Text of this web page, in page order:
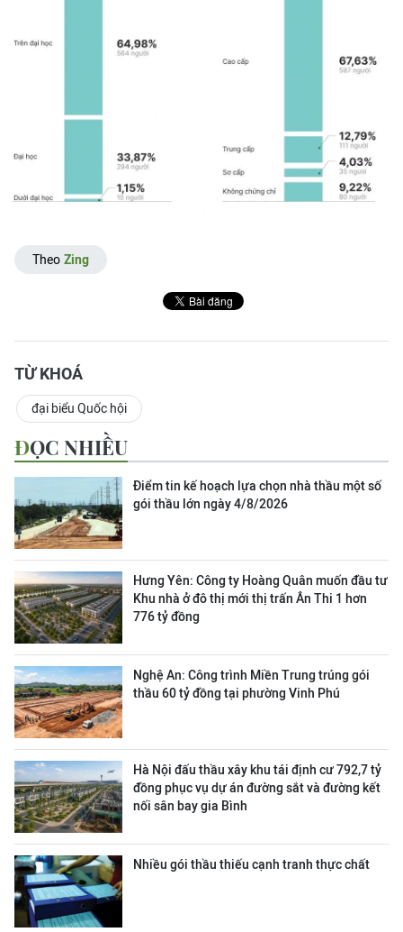
Theo Zing
TỪ KHOÁ
đại biểu Quốc hội
ĐỌC NHIỀU
Điểm tin kế hoạch lựa chọn nhà thầu một số
gói thầu lớn ngày 4/8/2026
Hưng Yên: Công ty Hoàng Quân muốn đầu tư
Khu nhà ở đô thị mới thị trấn Ân Thi 1 hơn
776 tỷ đồng
Nghệ An: Công trình Miền Trung trúng gói
thầu 60 tỷ đồng tại phường Vinh Phú
Hà Nội đấu thầu xây khu tái định cư 792,7 tỷ
đồng phục vụ dự án đường sắt và đường kết
nối sân bay gia Bình
Nhiều gói thầu thiếu cạnh tranh thực chất